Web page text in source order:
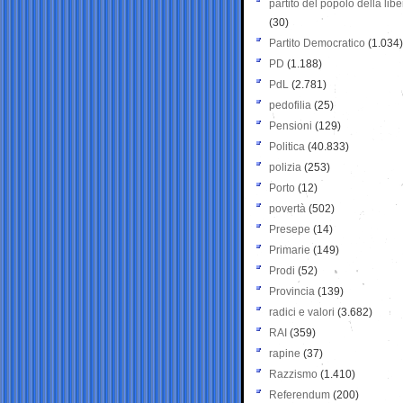
partito del popolo della
(30)
Partito Democratico (1.034)
PD (1.188)
PdL (2.781)
pedofilia (25)
Pensioni (129)
Politica (40.833)
polizia (253)
Porto (12)
povertà (502)
Presepe (14)
Primarie (149)
Prodi (52)
Provincia (139)
radici e valori (3.682)
RAI (359)
rapine (37)
Razzismo (1.410)
Referendum (200)